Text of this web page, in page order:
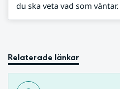
du ska veta vad som väntar.
Relaterade länkar